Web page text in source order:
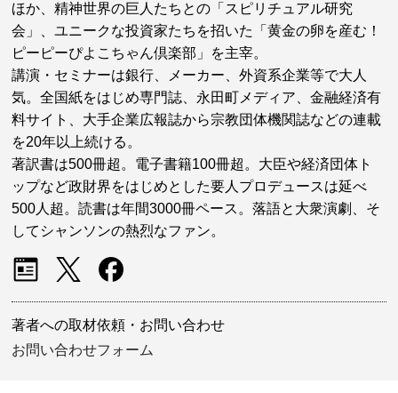
ほか、精神世界の巨人たちとの「スピリチュアル研究
会」、ユニークな投資家たちを招いた「黄金の卵を産む！
ピーピーぴよこちゃん倶楽部」を主宰。
講演・セミナーは銀行、メーカー、外資系企業等で大人
気。全国紙をはじめ専門誌、永田町メディア、金融経済有
料サイト、大手企業広報誌から宗教団体機関誌などの連載
を20年以上続ける。
著訳書は500冊超。電子書籍100冊超。大臣や経済団体ト
ップなど政財界をはじめとした要人プロデュースは延べ
500人超。読書は年間3000冊ペース。落語と大衆演劇、そ
してシャンソンの熱烈なファン。
著者への取材依頼・お問い合わせ
お問い合わせフォーム